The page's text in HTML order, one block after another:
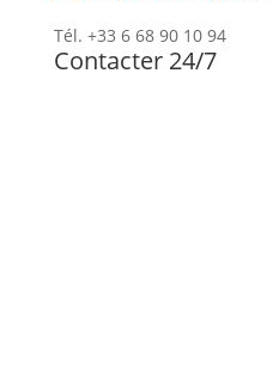
Tél. +33 6 68 90 10 94
Contacter 24/7